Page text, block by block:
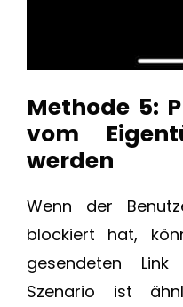
Methode 5:
vom
werden
Wenn der
blockiert hat,
gesendeten
Szenario ist